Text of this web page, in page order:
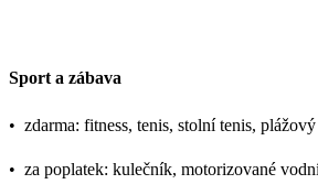
Sport a zábava
• zdarma: fitness, tenis, stolní tenis,
• za poplatek: kulečník, motorizované